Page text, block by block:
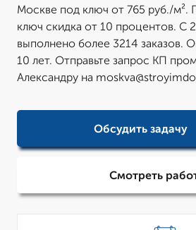
Москве под ключ от 765 руб./м².
ключ скидка от 10 процентов. С
выполнено более 3214 заказов.
10 лет. Отправьте запрос КП
Александру на
Обсудить задачу
Смотреть